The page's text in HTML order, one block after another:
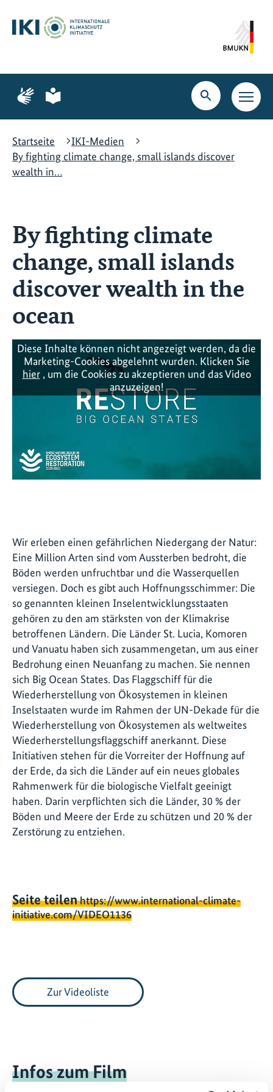
Hauptinhalt
springen
Suche
springen
Hauptnavigation
springen
Zur
Seite
Gebärdensprache
Zur
Seite
leichte
Suche
öffnen
Startseite
IKI-Medien
By fighting climate change, small islands discover
wealth in…
By fighting climate
change, small islands
discover wealth in the
ocean
Diese Inhalte können nicht angezeigt werden, da die
Marketing-Cookies abgelehnt wurden. Klicken Sie
hier, um die Cookies zu akzeptieren und das Video
anzuzeigen!
Wir erleben einen gefährlichen Niedergang der Natur:
Eine Million Arten sind vom Aussterben bedroht, die
Böden werden unfruchtbar und die Wasserquellen
versiegen. Doch es gibt auch Hoffnungsschimmer: Die
so genannten kleinen Inselentwicklungsstaaten
gehören zu den am stärksten von der Klimakrise
betroffenen Ländern. Die Länder St. Lucia, Komoren
und Vanuatu haben sich zusammengetan, um aus einer
Bedrohung einen Neuanfang zu machen. Sie nennen
sich Big Ocean States. Das Flaggschiff für die
Wiederherstellung von Ökosystemen in kleinen
Inselstaaten wurde im Rahmen der UN-Dekade für die
Wiederherstellung von Ökosystemen als weltweites
Wiederherstellungsflaggschiff anerkannt. Diese
Initiativen stehen für die Vorreiter der Hoffnung auf
der Erde, da sich die Länder auf ein neues globales
Rahmenwerk für die biologische Vielfalt geeinigt
haben. Darin verpflichten sich die Länder, 30 % der
Böden und Meere der Erde zu schützen und 20 % der
Zerstörung zu entziehen.
Seite teilenhttps://www.international-climate-
initiative.com/VIDEO1136
Zur Videoliste
Infos zum Film